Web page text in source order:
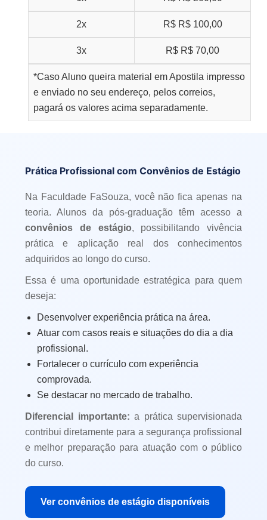
2x R$ R$ 100,00
3x R$ R$ 70,00
*Caso Aluno queira material em Apostila impresso
e enviado no seu endereço, pelos correios,
pagará os valores acima separadamente.
Prática Profissional com Convênios de Estágio
Na Faculdade FaSouza, você não fica apenas na
teoria. Alunos da pós-graduação têm acesso a
convênios de estágio, possibilitando vivência
prática e aplicação real dos conhecimentos
adquiridos ao longo do curso.
Essa é uma oportunidade estratégica para quem
deseja:
Desenvolver experiência prática na área.
Atuar com casos reais e situações do dia a dia
profissional.
Fortalecer o currículo com experiência
comprovada.
Se destacar no mercado de trabalho.
Diferencial importante: a prática supervisionada
contribui diretamente para a segurança profissional
e melhor preparação para atuação com o público
do curso.
Ver convênios de estágio disponíveis